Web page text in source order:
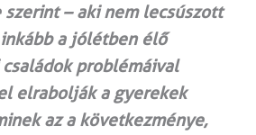
– aki nem lecsúszott
a jólétben élő
problémáival
elrabolják a gyerekek
az a következménye,